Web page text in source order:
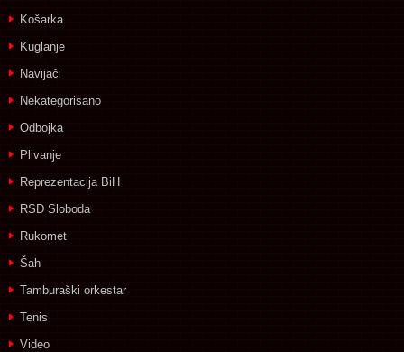
Košarka
Kuglanje
Navijači
Nekategorisano
Odbojka
Plivanje
Reprezentacija BiH
RSD Sloboda
Rukomet
Šah
Tamburaški orkestar
Tenis
Video